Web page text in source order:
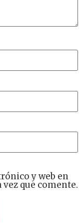
y web en
que comente.